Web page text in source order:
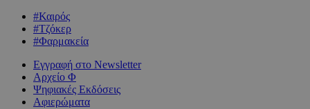
#Καιρός
#Τζόκερ
#Φαρμακεία
Εγγραφή στο Newsletter
Αρχείο Φ
Ψηφιακές Εκδόσεις
Αφιερώματα